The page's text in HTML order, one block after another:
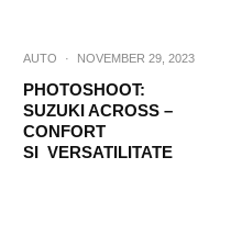
AUTO · NOVEMBER 29, 2023
PHOTOSHOOT:
SUZUKI ACROSS –
CONFORT
SI VERSATILITATE